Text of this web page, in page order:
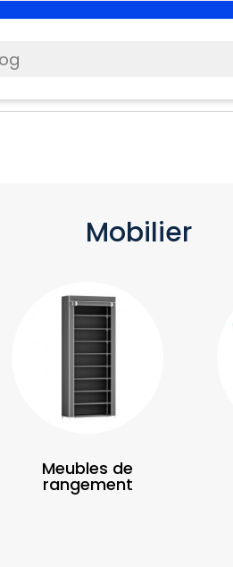
Mobilier
Meubles de
rangement